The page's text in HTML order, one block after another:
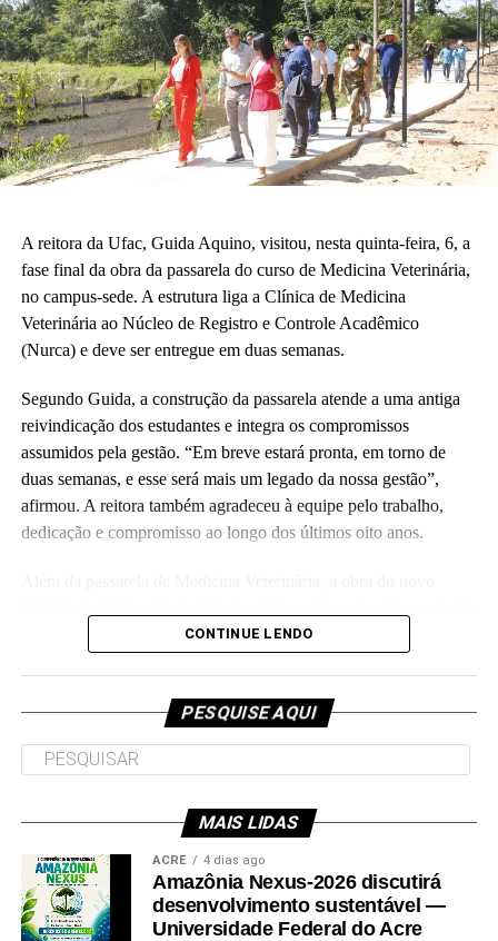
A vice-diretora do CAp, Alessandra Perez Lima, destacou a
relevância do novo espaço para a rotina pedagógica e acadêmica.
“Muito em breve vamos deixar de ser nômades e teremos o
nosso lugar. Eu olho para cada espaço aqui e já vejo essas
crianças correndo e sendo felizes.”
Também participaram da cerimônia o pró-reitor de Planejamento,
prefeito do campus, Artesson Cruz; além de professores, técnico-
administrativos, estudantes e representantes da construtora
responsável pela obra.
(Fhagner Soares, estagiário Ascom/Ufac)
Leia Mais: UFAC
A reitora da Ufac, Guida Aquino, visitou, nesta quinta-feira, 6, a
fase final da obra da passarela do curso de Medicina Veterinária,
no campus-sede. A estrutura liga a Clínica de Medicina
Veterinária ao Núcleo de Registro e Controle Acadêmico
(Nurca) e deve ser entregue em duas semanas.
Segundo Guida, a construção da passarela atende a uma antiga
reivindicação dos estudantes e integra os compromissos
assumidos pela gestão. “Em breve estará pronta, em torno de
duas semanas, e esse será mais um legado da nossa gestão”,
afirmou. A reitora também agradeceu à equipe pelo trabalho,
dedicação e compromisso ao longo dos últimos oito anos.
e deve ser entregue em breve.CONTINUE LENDO
PESQUISE AQUI
MAIS LIDAS
ACRE 4 dias ago
Amazônia Nexus-2026 discutirá
desenvolvimento sustentável —
Universidade Federal do Acre